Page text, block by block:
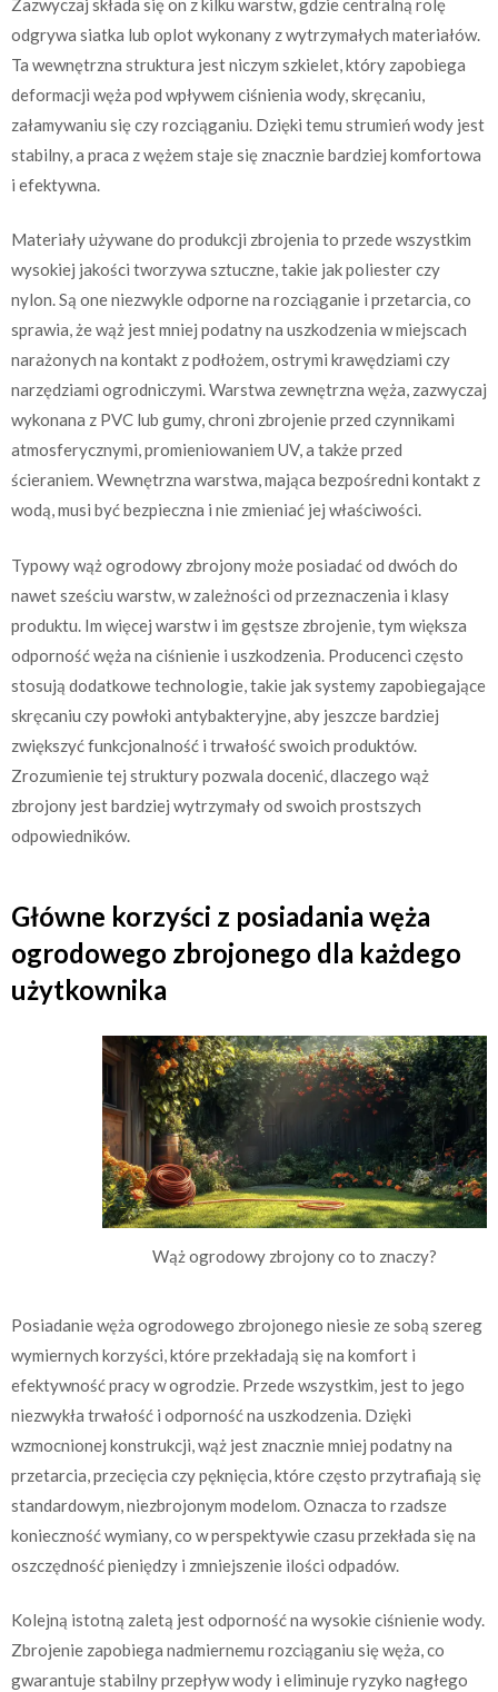
odgrywa siatka lub oplot wykonany z wytrzymałych materiałów.
Ta wewnętrzna struktura jest niczym szkielet, który zapobiega
deformacji węża pod wpływem ciśnienia wody, skręcaniu,
załamywaniu się czy rozciąganiu. Dzięki temu strumień wody jest
stabilny, a praca z wężem staje się znacznie bardziej komfortowa
i efektywna.
Materiały używane do produkcji zbrojenia to przede wszystkim
wysokiej jakości tworzywa sztuczne, takie jak poliester czy
nylon. Są one niezwykle odporne na rozciąganie i przetarcia, co
sprawia, że wąż jest mniej podatny na uszkodzenia w miejscach
narażonych na kontakt z podłożem, ostrymi krawędziami czy
narzędziami ogrodniczymi. Warstwa zewnętrzna węża, zazwyczaj
wykonana z PVC lub gumy, chroni zbrojenie przed czynnikami
atmosferycznymi, promieniowaniem UV, a także przed
ścieraniem. Wewnętrzna warstwa, mająca bezpośredni kontakt z
wodą, musi być bezpieczna i nie zmieniać jej właściwości.
Typowy wąż ogrodowy zbrojony może posiadać od dwóch do
nawet sześciu warstw, w zależności od przeznaczenia i klasy
produktu. Im więcej warstw i im gęstsze zbrojenie, tym większa
odporność węża na ciśnienie i uszkodzenia. Producenci często
stosują dodatkowe technologie, takie jak systemy zapobiegające
skręcaniu czy powłoki antybakteryjne, aby jeszcze bardziej
zwiększyć funkcjonalność i trwałość swoich produktów.
Zrozumienie tej struktury pozwala docenić, dlaczego wąż
zbrojony jest bardziej wytrzymały od swoich prostszych
odpowiedników.
Główne korzyści z posiadania węża
ogrodowego zbrojonego dla każdego
użytkownika
Wąż ogrodowy zbrojony co to znaczy?
Posiadanie węża ogrodowego zbrojonego niesie ze sobą szereg
wymiernych korzyści, które przekładają się na komfort i
efektywność pracy w ogrodzie. Przede wszystkim, jest to jego
niezwykła trwałość i odporność na uszkodzenia. Dzięki
wzmocnionej konstrukcji, wąż jest znacznie mniej podatny na
przetarcia, przecięcia czy pęknięcia, które często przytrafiają się
standardowym, niezbrojonym modelom. Oznacza to rzadsze
konieczność wymiany, co w perspektywie czasu przekłada się na
oszczędność pieniędzy i zmniejszenie ilości odpadów.
Kolejną istotną zaletą jest odporność na wysokie ciśnienie wody.
Zbrojenie zapobiega nadmiernemu rozciąganiu się węża, co
gwarantuje stabilny przepływ wody i eliminuje ryzyko nagłego